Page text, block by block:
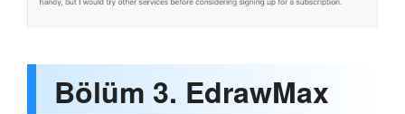
Bölüm 3. EdrawMax